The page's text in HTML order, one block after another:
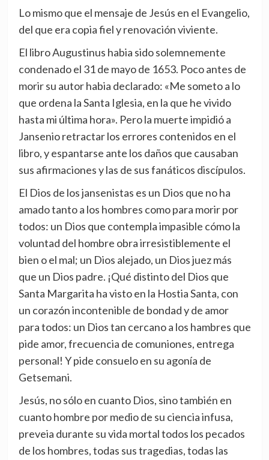
Lo mismo que el mensaje de Jesús en el Evangelio,
del que era copia fiel y renovación viviente.
El libro Augustinus habia sido solemnemente
condenado el 31 de mayo de 1653. Poco antes de
morir su autor habia declarado: «Me someto a lo
que ordena la Santa Iglesia, en la que he vivido
hasta mi última hora». Pero la muerte impidió a
Jansenio retractar los errores contenidos en el
libro, y espantarse ante los daños que causaban
sus afirmaciones y las de sus fanáticos discípulos.
El Dios de los jansenistas es un Dios que no ha
amado tanto a los hombres como para morir por
todos: un Dios que contempla impasible cómo la
voluntad del hombre obra irresistiblemente el
bien o el mal; un Dios alejado, un Dios juez más
que un Dios padre. ¡Qué distinto del Dios que
Santa Margarita ha visto en la Hostia Santa, con
un corazón incontenible de bondad y de amor
para todos: un Dios tan cercano a los hambres que
pide amor, frecuencia de comuniones, entrega
personal! Y pide consuelo en su agonía de
Getsemani.
Jesús, no sólo en cuanto Dios, sino también en
cuanto hombre por medio de su ciencia infusa,
preveia durante su vida mortal todos los pecados
de los hombres, todas sus tragedias, todas las